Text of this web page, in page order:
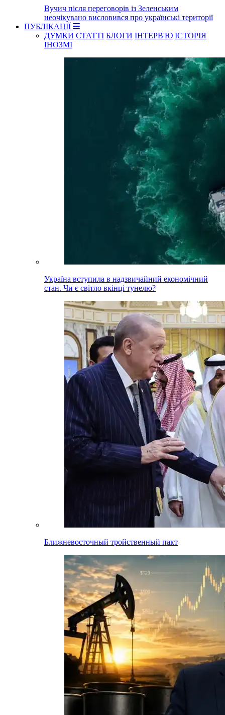
Вучич після переговорів із Зеленським
неочікувано висловився про українські території
ПУБЛІКАЦІЇ
ДУМКИ СТАТТІ БЛОГИ ІНТЕРВ'Ю ІСТОРІЯ
ІНОЗМІ
Україна вступила в надзвичайний економічний
стан. Чи є світло вкінці тунелю?
Ближневосточный тройственный пакт